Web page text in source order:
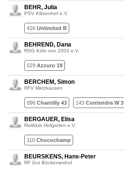
BEHR, Julia
PSV Klitzenhof e.V.
426 Unlimited B
BEHREND, Dana
RSG Köln von 2003 e.V.
029 Azzuro 19
BERCHEM, Simon
RFV Metzkausen
096 Chantilly 43 143 Contendra W 3
BERGAUER, Elisa
Reitklub Hofgarten e.V.
110 Chocochamp
BEURSKENS, Hans-Peter
RF Gut Böckemeshof